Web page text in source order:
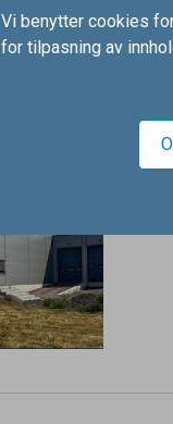
Vi benytter cookies
for tilpasning av